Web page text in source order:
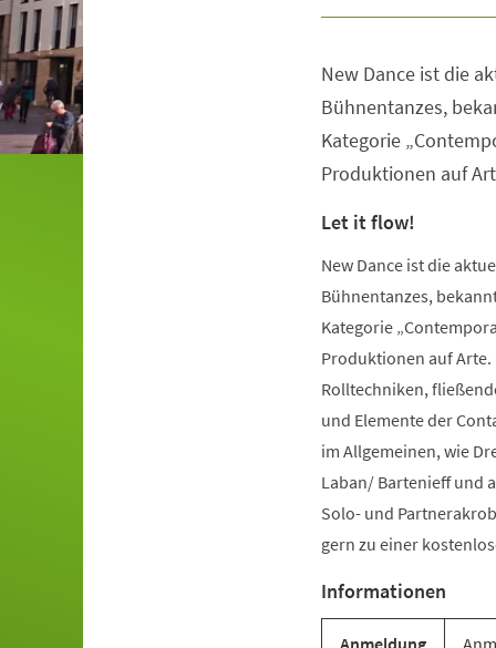
New Dance ist die
Bühnentanzes,
Kategorie
Produktionen auf
Let it flow!
New Dance ist die
Bühnentanzes,
Kategorie
Produktionen auf Arte.
Rolltechniken,
und Elemente der
im Allgemeinen, wie
Laban/ Bartenieff und
Solo- und
gern zu einer
Informationen
Anmeldung